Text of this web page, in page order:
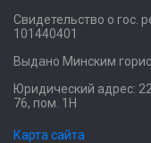
Свидетельство о гос.
101440401
Выдано Минским
Юридический адрес:
76, пом. 1Н
Карта сайта